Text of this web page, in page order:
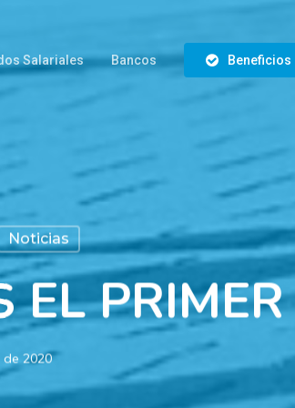
Salariales Bancos Beneficios
Noticias
de 2020